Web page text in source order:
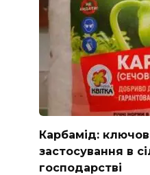
Карбамід:
застосування в
господарстві